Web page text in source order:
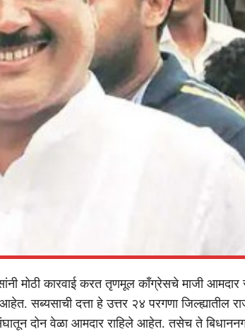
मोठी कारवाई करत तृणमूल काँग्रेसचे माजी आमदार
सब्यसाची दत्ता हे उत्तर २४ परगणा जिल्ह्यातील
दोन वेळा आमदार राहिले आहेत. तसेच ते